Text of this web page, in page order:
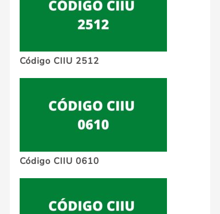
Código CIIU 2512
Código CIIU 0610